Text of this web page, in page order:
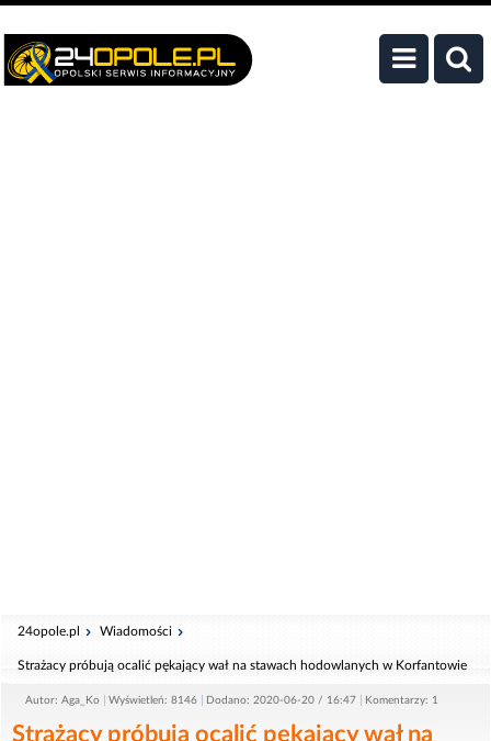
24opole.pl Wiadomości
Strażacy próbują ocalić pękający wał na stawach hodowlanych w Korfantowie
Autor: Aga_Ko Wyświetleń: 8146 Dodano: 2020-06-20 / 16:47 Komentarzy: 1
Strażacy próbują ocalić pękający wał na